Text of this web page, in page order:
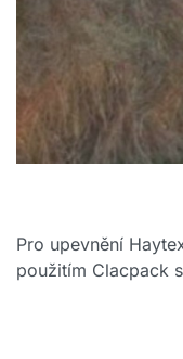
Pro upevnění
použitím Clacpack